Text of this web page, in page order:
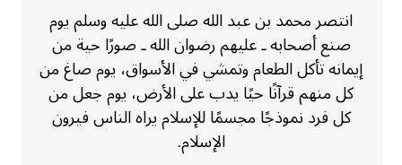
انتصر محمد بن عبد الله صلى الله عليه وسلم يوم
صنع أصحابه ـ عليهم رضوان الله ـ صورًا حية من
إيمانه تأكل الطعام وتمشي في الأسواق، يوم صاغ من
كل منهم قرآنًا حيًا يدب على الأرض، يوم جعل من
كل فرد نموذجًا مجسمًا للإسلام يراه الناس فيرون
الإسلام.